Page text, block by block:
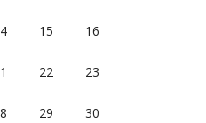
15 16
22 23
29 30